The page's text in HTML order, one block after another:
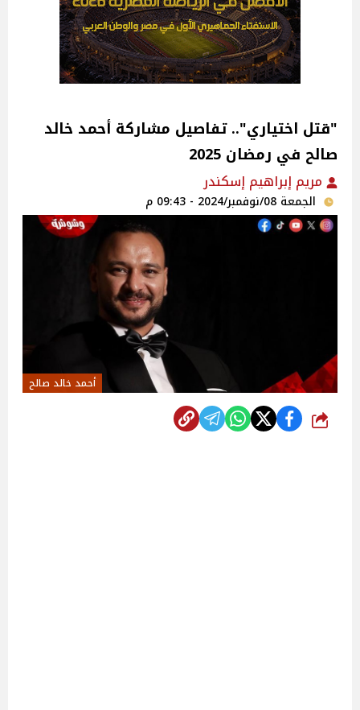
"قتل اختياري".. تفاصيل مشاركة أحمد خالد
صالح في رمضان 2025
مريم إبراهيم إسكندر
الجمعة 08/نوفمبر/2024 - 09:43 م
أحمد خالد صالح
شارك